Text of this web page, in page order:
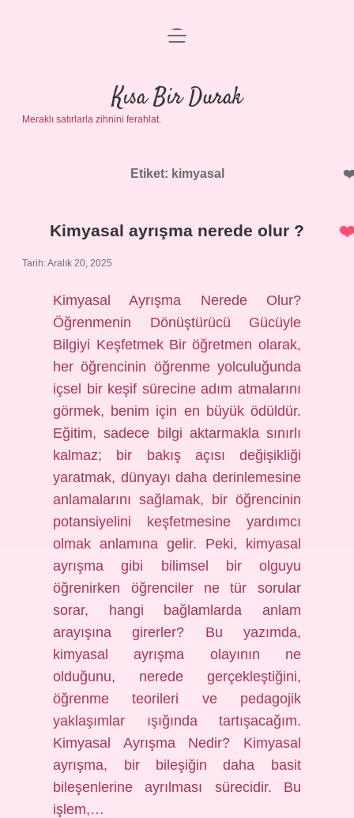
Anasayfa
Gizlilik Politikası
Yasal Uyarı
menüyü
Kısa Bir Durak
Meraklı satırlarla zihnini ferahlat.
Etiket: kimyasal
Kimyasal ayrışma nerede olur ?
Tarih: Aralık 20, 2025
Kimyasal Ayrışma Nerede Olur?
Öğrenmenin Dönüştürücü Gücüyle
Bilgiyi Keşfetmek Bir öğretmen olarak,
her öğrencinin öğrenme yolculuğunda
içsel bir keşif sürecine adım atmalarını
görmek, benim için en büyük ödüldür.
Eğitim, sadece bilgi aktarmakla sınırlı
kalmaz; bir bakış açısı değişikliği
yaratmak, dünyayı daha derinlemesine
anlamalarını sağlamak, bir öğrencinin
potansiyelini keşfetmesine yardımcı
olmak anlamına gelir. Peki, kimyasal
ayrışma gibi bilimsel bir olguyu
öğrenirken öğrenciler ne tür sorular
sorar, hangi bağlamlarda anlam
arayışına girerler? Bu yazımda,
kimyasal ayrışma olayının ne
olduğunu, nerede gerçekleştiğini,
öğrenme teorileri ve pedagojik
yaklaşımlar ışığında tartışacağım.
Kimyasal Ayrışma Nedir? Kimyasal
ayrışma, bir bileşiğin daha basit
bileşenlerine ayrılması sürecidir. Bu
işlem,…